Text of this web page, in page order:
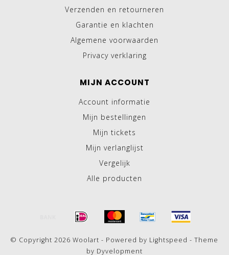
Verzenden en retourneren
Garantie en klachten
Algemene voorwaarden
Privacy verklaring
MIJN ACCOUNT
Account informatie
Mijn bestellingen
Mijn tickets
Mijn verlanglijst
Vergelijk
Alle producten
© Copyright 2026 Woolart - Powered by Lightspeed - Theme
by Dyvelopment